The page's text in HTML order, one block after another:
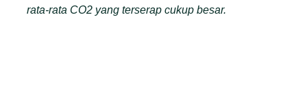
rata-rata CO2 yang terserap cukup besar.